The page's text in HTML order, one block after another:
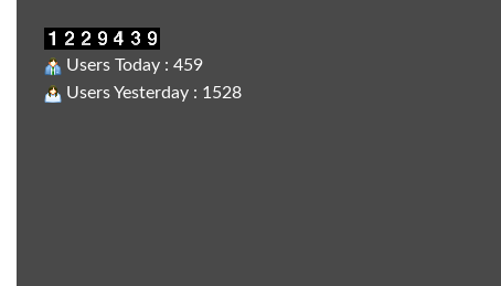
Users Today : 459
Users Yesterday : 1528